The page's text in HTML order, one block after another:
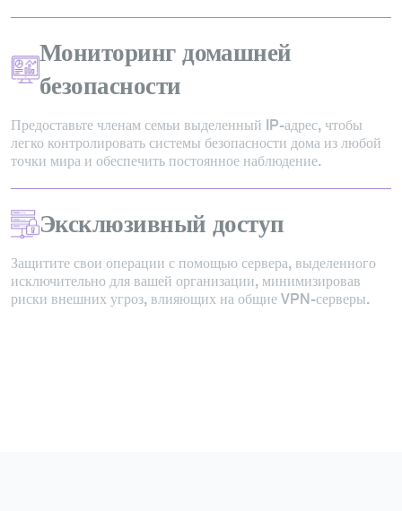
Мониторинг домашней
безопасности
Предоставьте членам семьи выделенный IP-адрес, чтобы
легко контролировать системы безопасности дома из любой
точки мира и обеспечить постоянное наблюдение.
Эксклюзивный доступ
Защитите свои операции с помощью сервера, выделенного
исключительно для вашей организации, минимизировав
риски внешних угроз, влияющих на общие VPN-серверы.